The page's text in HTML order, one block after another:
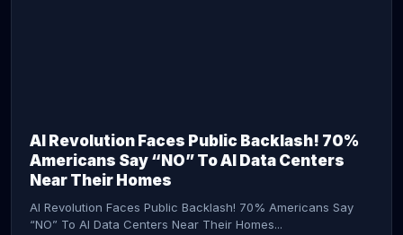
AI Revolution Faces Public Backlash! 70%
Americans Say “NO” To AI Data Centers
Near Their Homes
AI Revolution Faces Public Backlash! 70% Americans Say
“NO” To AI Data Centers Near Their Homes...